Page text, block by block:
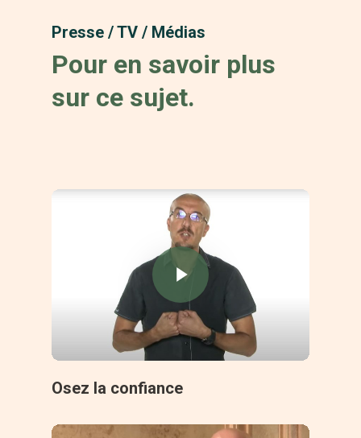
Presse / TV / Médias
Pour en savoir plus
sur ce sujet.
Osez la confiance